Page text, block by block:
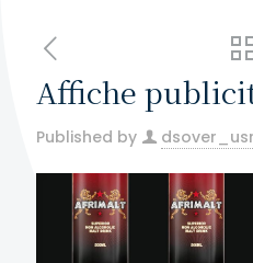
Affiche
Published by dsover_usr